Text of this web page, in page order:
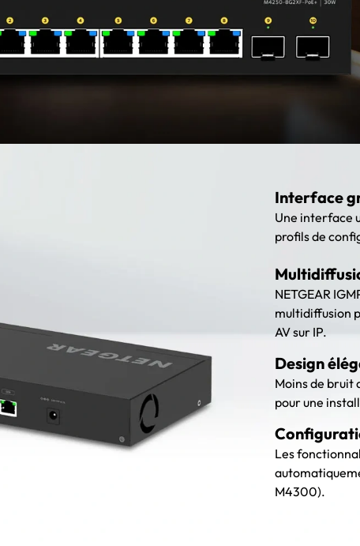
Interface
Une interface
profils de
NETGEAR
multidiffusion
AV sur IP.
Design
Moins de bruit
pour une
Les
M4300).